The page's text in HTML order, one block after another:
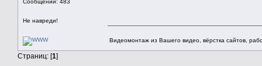
Сообщений: 483
Не навреди!
Видеомонтаж из Вашего видео, вёрстка сайтов,
Страниц: [1]